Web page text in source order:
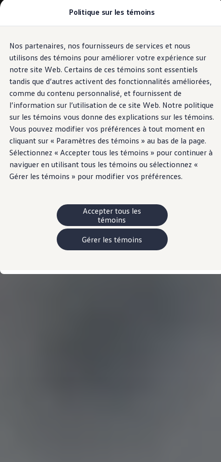
Politique sur les témoins
Nos partenaires, nos fournisseurs de services et nous
utilisons des témoins pour améliorer votre expérience sur
notre site Web. Certains de ces témoins sont essentiels
tandis que d’autres activent des fonctionnalités améliorées,
comme du contenu personnalisé, et fournissent de
l’information sur l’utilisation de ce site Web. Notre politique
sur les témoins vous donne des explications sur les témoins.
Vous pouvez modifier vos préférences à tout moment en
cliquant sur « Paramètres des témoins » au bas de la page.
Sélectionnez « Accepter tous les témoins » pour continuer à
naviguer en utilisant tous les témoins ou sélectionnez «
Gérer les témoins » pour modifier vos préférences.
Accepter tous les
témoins
Gérer les témoins
Passer
au
contenu
principal
Passer
au
pied
de
page
Modèles et offres
Comparez nos véhicules
Pourquoi un véhicule d’occasion certifié
Programmes d’entretien prépayé
Achetez des articles
Garanties et assistance routière
Pourquoi VW
Coût d'utilisation
Modèles et offres
Commandites et partenariats
À propos de Volkswagen
Services financiers
Étapes pour le financement d’une VW
Volkswagen Protection Plusᴹᴰ
Assurance VW
Fin de location
Mon compte
Propriétaires et conducteurs
Au sujet de mon véhicule
Manuel et documentation du propriétaire
Voyants et témoins lumineux
Mises à jour du logiciel du véhicule
Rappels